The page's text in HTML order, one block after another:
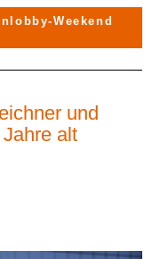
Weekend
und
alt